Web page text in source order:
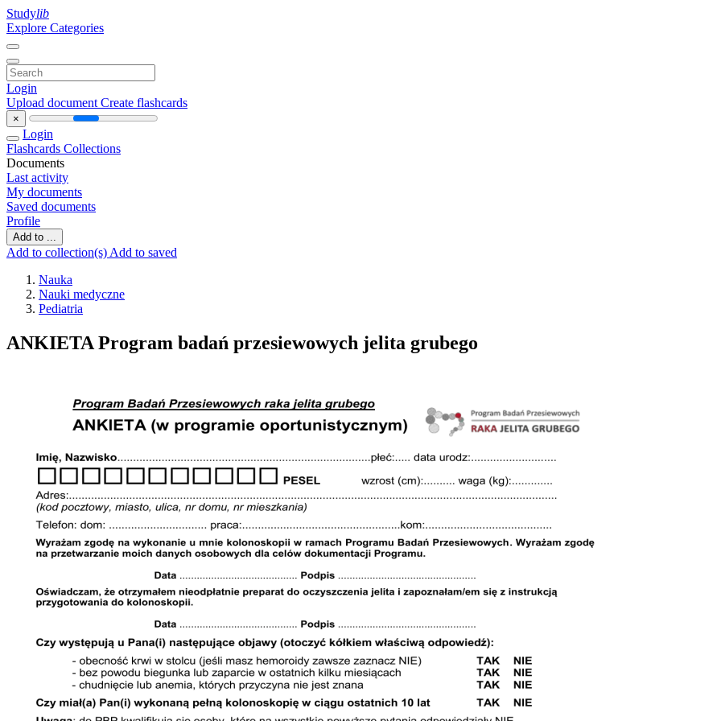
Studylib
Explore Categories
Login
Upload document Create flashcards
×
Login
Flashcards Collections
Documents
Last activity
My documents
Saved documents
Profile
Add to ...
Add to collection(s) Add to saved
Nauka
Nauki medyczne
Pediatria
ANKIETA Program badań przesiewowych jelita grubego